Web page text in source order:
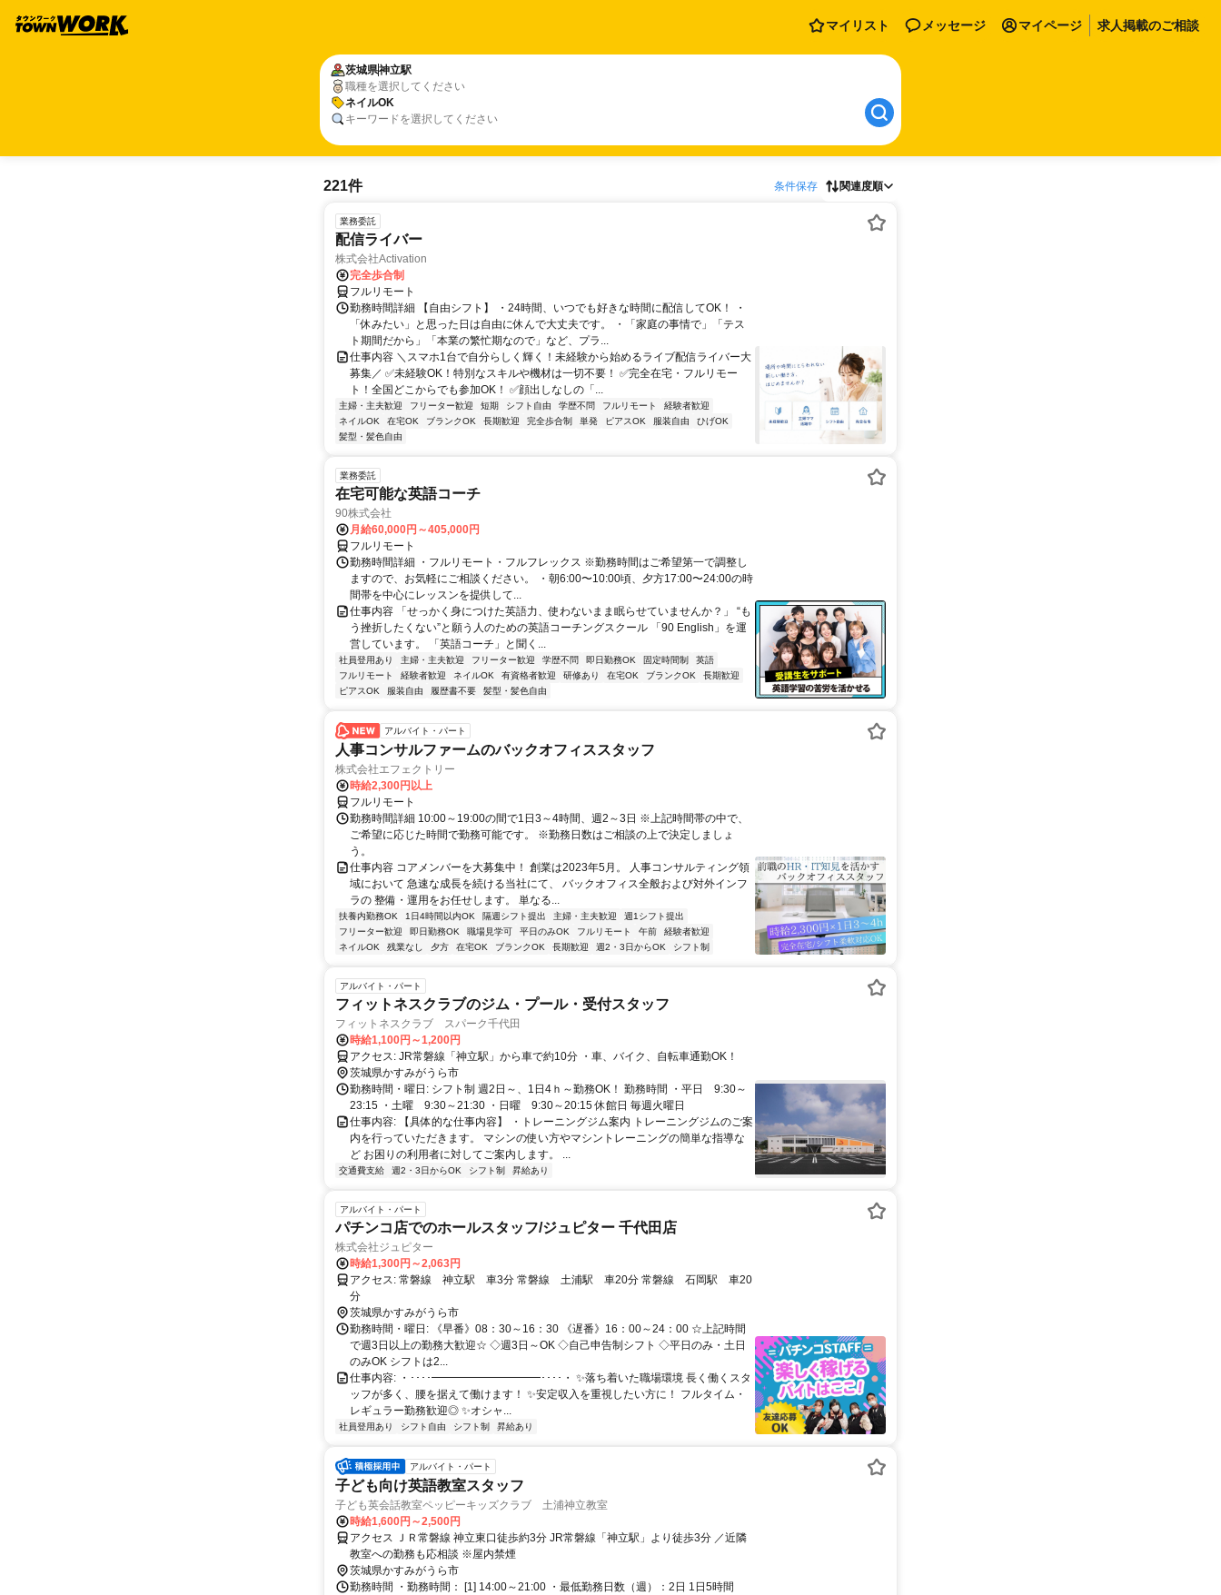
マイリスト メッセージ マイページ 求人掲載のご相談
茨城県神立駅
職種を選択してください
ネイルOK
キーワードを選択してください
221件 条件保存 関連度順
業務委託
配信ライバー
株式会社Activation
完全歩合制
フルリモート
勤務時間詳細 【自由シフト】 ・24時間、いつでも好きな時間に配信してOK！ ・
「休みたい」と思った日は自由に休んで大丈夫です。 ・「家庭の事情で」「テス
ト期間だから」「本業の繁忙期なので」など、プラ...
仕事内容 ＼スマホ1台で自分らしく輝く！未経験から始めるライブ配信ライバー大
募集／ ✅未経験OK！特別なスキルや機材は一切不要！ ✅完全在宅・フルリモー
ト！全国どこからでも参加OK！ ✅顔出しなしの「...
主婦・主夫歓迎 フリーター歓迎 短期 シフト自由 学歴不問 フルリモート
経験者歓迎
ネイルOK
在宅OK ブランクOK 長期歓迎 完全歩合制 単発 ピアスOK 服装自由
ひげOK
髪型・髪色自由
業務委託
在宅可能な英語コーチ
90株式会社
月給60,000円～405,000円
フルリモート
勤務時間詳細 ・フルリモート・フルフレックス ※勤務時間はご希望第一で調整し
ますので、お気軽にご相談ください。 ・朝6:00〜10:00頃、夕方17:00〜24:00の時
間帯を中心にレッスンを提供して...
仕事内容 「せっかく身につけた英語力、使わないまま眠らせていませんか？」 “も
う挫折したくない”と願う人のための英語コーチングスクール 「90 English」を運
営しています。 「英語コーチ」と聞く...
社員登用あり 主婦・主夫歓迎 フリーター歓迎 学歴不問 即日勤務OK 固定時間制
英語
フルリモート
経験者歓迎 ネイルOK 有資格者歓迎 研修あり 在宅OK ブランクOK
長期歓迎
ピアスOK
服装自由 履歴書不要 髪型・髪色自由
アルバイト・パート
人事コンサルファームのバックオフィススタッフ
株式会社エフェクトリー
時給2,300円以上
フルリモート
勤務時間詳細 10:00～19:00の間で1日3～4時間、週2～3日 ※上記時間帯の中で、
ご希望に応じた時間で勤務可能です。 ※勤務日数はご相談の上で決定しましょ
う。
仕事内容 コアメンバーを大募集中！ 創業は2023年5月。 人事コンサルティング領
域において 急速な成長を続ける当社にて、 バックオフィス全般および対外インフ
ラの 整備・運用をお任せします。 単なる...
扶養内勤務OK 1日4時間以内OK 隔週シフト提出 主婦・主夫歓迎
週1シフト提出
フリーター歓迎
即日勤務OK 職場見学可 平日のみOK フルリモート 午前
経験者歓迎
ネイルOK
残業なし 夕方 在宅OK ブランクOK 長期歓迎 週2・3日からOK シフト制
アルバイト・パート
フィットネスクラブのジム・プール・受付スタッフ
フィットネスクラブ スパーク千代田
時給1,100円～1,200円
アクセス: JR常磐線「神立駅」から車で約10分 ・車、バイク、自転車通勤OK！
茨城県かすみがうら市
勤務時間・曜日: シフト制 週2日～、1日4ｈ～勤務OK！ 勤務時間 ・平日 9:30～
23:15 ・土曜 9:30～21:30 ・日曜 9:30～20:15 休館日 毎週火曜日
仕事内容: 【具体的な仕事内容】 ・トレーニングジム案内 トレーニングジムのご案
内を行っていただきます。 マシンの使い方やマシントレーニングの簡単な指導な
ど お困りの利用者に対してご案内します。 ...
交通費支給 週2・3日からOK シフト制 昇給あり
アルバイト・パート
パチンコ店でのホールスタッフ/ジュピター 千代田店
株式会社ジュピター
時給1,300円～2,063円
アクセス: 常磐線 神立駅 車3分 常磐線 土浦駅 車20分 常磐線 石岡駅 車20
分
茨城県かすみがうら市
勤務時間・曜日: 《早番》08：30～16：30 《遅番》16：00～24：00 ☆上記時間
で週3日以上の勤務大歓迎☆ ◇週3日～OK ◇自己申告制シフト ◇平日のみ・土日
のみOK シフトは2...
仕事内容: ・････━━━━━━━━━━････・ ✨落ち着いた職場環境 長く働くスタ
ッフが多く、腰を据えて働けます！ ✨安定収入を重視したい方に！ フルタイム・
レギュラー勤務歓迎◎ ✨オシャ...
社員登用あり シフト自由 シフト制 昇給あり
アルバイト・パート
子ども向け英語教室スタッフ
子ども英会話教室ペッピーキッズクラブ 土浦神立教室
時給1,600円～2,500円
アクセス ＪＲ常磐線 神立東口徒歩約3分 JR常磐線「神立駅」より徒歩3分 ／近隣
教室への勤務も応相談 ※屋内禁煙
茨城県かすみがうら市
勤務時間 ・勤務時間： [1] 14:00～21:00 ・最低勤務日数（週）：2日 1日5時間